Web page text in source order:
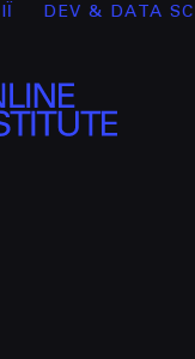
DEV & DATA